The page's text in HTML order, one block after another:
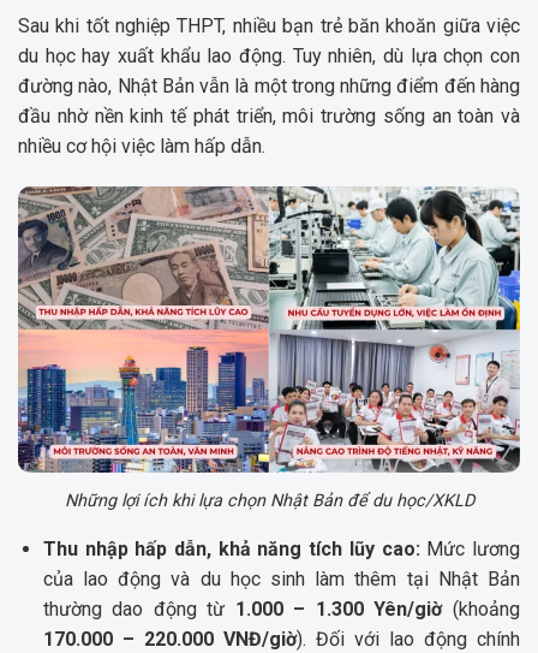
Sau khi tốt nghiệp THPT, nhiều bạn trẻ băn khoăn giữa việc
du học hay xuất khẩu lao động. Tuy nhiên, dù lựa chọn con
đường nào, Nhật Bản vẫn là một trong những điểm đến hàng
đầu nhờ nền kinh tế phát triển, môi trường sống an toàn và
nhiều cơ hội việc làm hấp dẫn.
Những lợi ích khi lựa chọn Nhật Bản để du học/XKLD
Thu nhập hấp dẫn, khả năng tích lũy cao:Mức lương
của lao động và du học sinh làm thêm tại Nhật Bản
thường dao động từ 1.000 – 1.300 Yên/giờ(khoảng
170.000 – 220.000 VNĐ/giờ). Đối với lao động chính